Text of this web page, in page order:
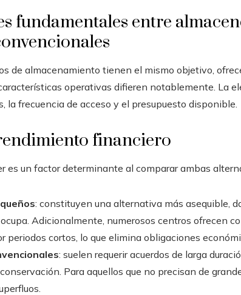
fundamentales entre
de almacenamiento tienen el mismo objetivo,
operativas difieren notablemente. La
la frecuencia de acceso y el presupuesto disponible.
financiero
es un factor determinante al comparar ambas
: constituyen una alternativa más asequible,
Adicionalmente, numerosos centros ofrecen
periodos cortos, lo que elimina obligaciones
: suelen requerir acuerdos de larga
Para aquellos que no precisan de